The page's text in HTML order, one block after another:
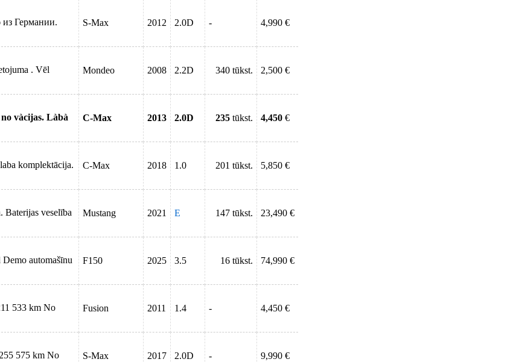
Германии.
S-Max 2012 2.0D - 4,990 €
. Vēl
Mondeo 2008 2.2D 340 tūkst. 2,500 €
vàcijas. Làbà
C-Max 2013 2.0D 235 tūkst. 4,450 €
komplektācija.
C-Max 2018 1.0 201 tūkst. 5,850 €
Baterijas veselība
Mustang 2021 E 147 tūkst. 23,490 €
automašīnu
F150 2025 3.5 16 tūkst. 74,990 €
533 km No
Fusion 2011 1.4 - 4,450 €
575 km No
S-Max 2017 2.0D - 9,990 €